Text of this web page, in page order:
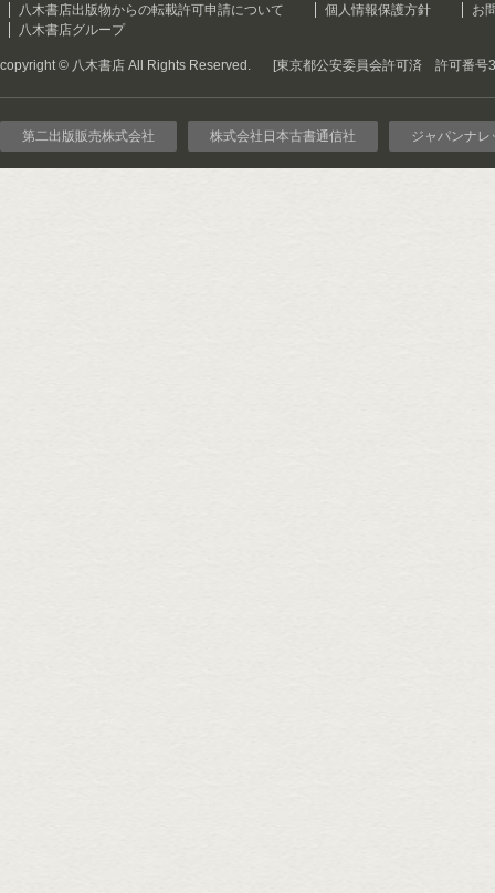
八木書店出版物からの転載許可申請について
個人情報保護方針
お
八木書店グループ
copyright © 八木書店 All Rights Reserved. [東京都公安委員会許可済 許可番号
第二出版販売株式会社 株式会社日本古書通信社 ジャパンナレ